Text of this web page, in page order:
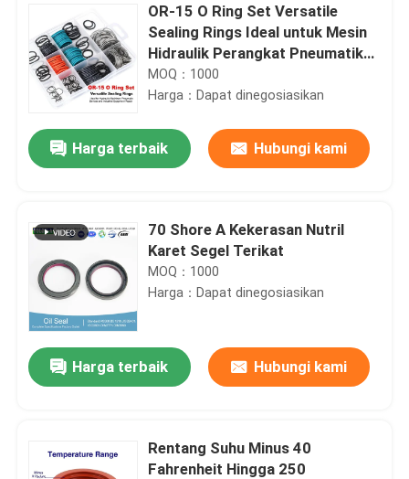
OR-15 O Ring Set Versatile
Sealing Rings Ideal untuk Mesin
Hidraulik Perangkat Pneumatik
dan Perbaikan Peralatan Industri
MOQ：1000
Harga：Dapat dinegosiasikan
Harga terbaik Hubungi kami
70 Shore A Kekerasan Nutril
Karet Segel Terikat
MOQ：1000
Harga：Dapat dinegosiasikan
Harga terbaik Hubungi kami
Rentang Suhu Minus 40
Fahrenheit Hingga 250